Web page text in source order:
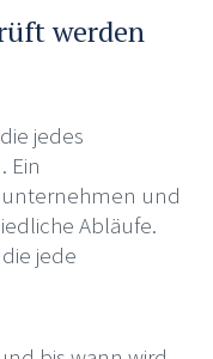
werden
jedes
Ein
und
Abläufe.
jede